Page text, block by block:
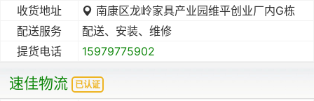
收货地址
南康区龙岭家具产业园维平创业厂内G栋
配送服务
配送、安装、维修
提货电话
15979775902
速佳物流 已认证